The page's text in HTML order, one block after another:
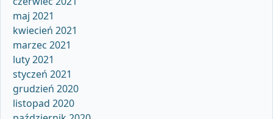
maj 2021
kwiecień 2021
marzec 2021
luty 2021
styczeń 2021
grudzień 2020
listopad 2020